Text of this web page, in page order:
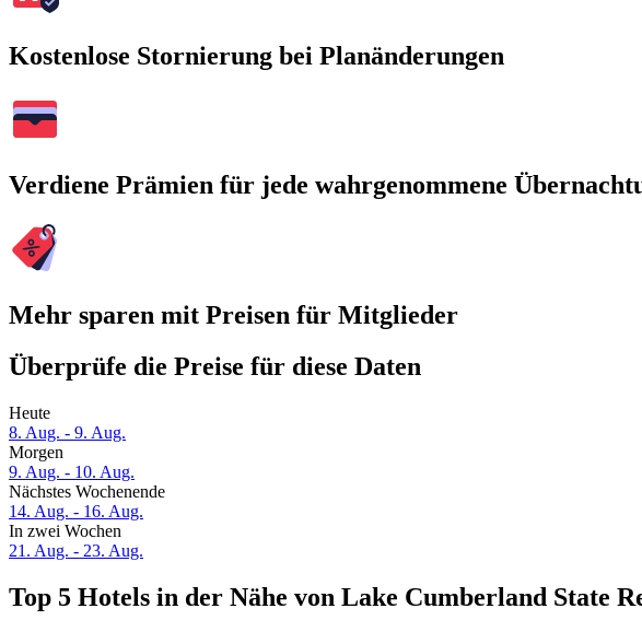
Kostenlose Stornierung bei Planänderungen
Verdiene Prämien für jede wahrgenommene
Mehr sparen mit Preisen für Mitglieder
Überprüfe die Preise für diese Daten
Heute
8. Aug. - 9. Aug.
Morgen
9. Aug. - 10. Aug.
Nächstes Wochenende
14. Aug. - 16. Aug.
In zwei Wochen
21. Aug. - 23. Aug.
Top 5 Hotels in der Nähe von Lake Cumberland State